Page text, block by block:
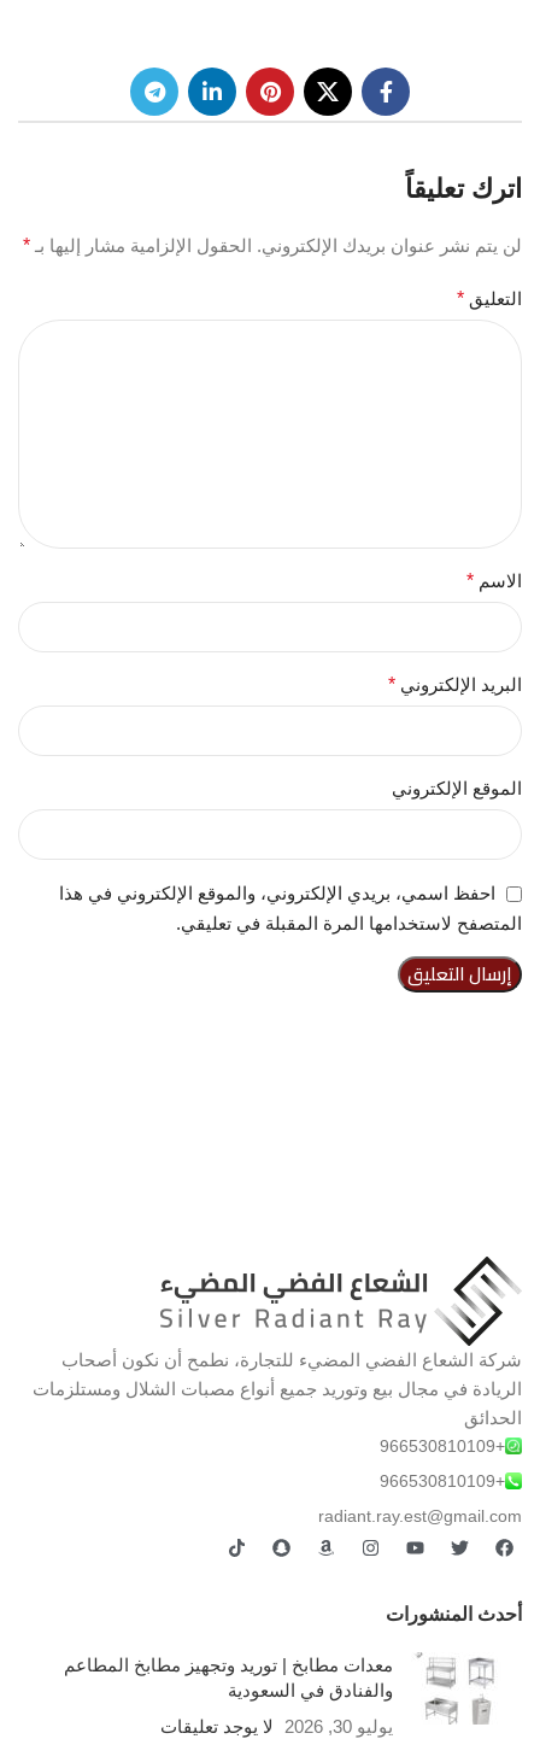
اترك تعليقاً
لن يتم نشر عنوان بريدك الإلكتروني. الحقول الإلزامية مشار إليها بـ *
التعليق *
الاسم *
البريد الإلكتروني *
الموقع الإلكتروني
احفظ اسمي، بريدي الإلكتروني، والموقع الإلكتروني في هذا
المتصفح لاستخدامها المرة المقبلة في تعليقي.
شركة الشعاع الفضي المضيء للتجارة، نطمح أن نكون أصحاب
الريادة في مجال بيع وتوريد جميع أنواع مصبات الشلال ومستلزمات
الحدائق
+966530810109
+966530810109
radiant.ray.est@gmail.com
أحدث المنشورات
معدات مطابخ | توريد وتجهيز مطابخ المطاعم
والفنادق في السعودية
يوليو 30, 2026
لا يوجد تعليقات